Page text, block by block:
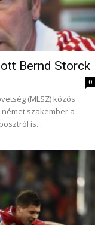
Bernd Storck
0
(MLSZ) közös
szakember a
is...